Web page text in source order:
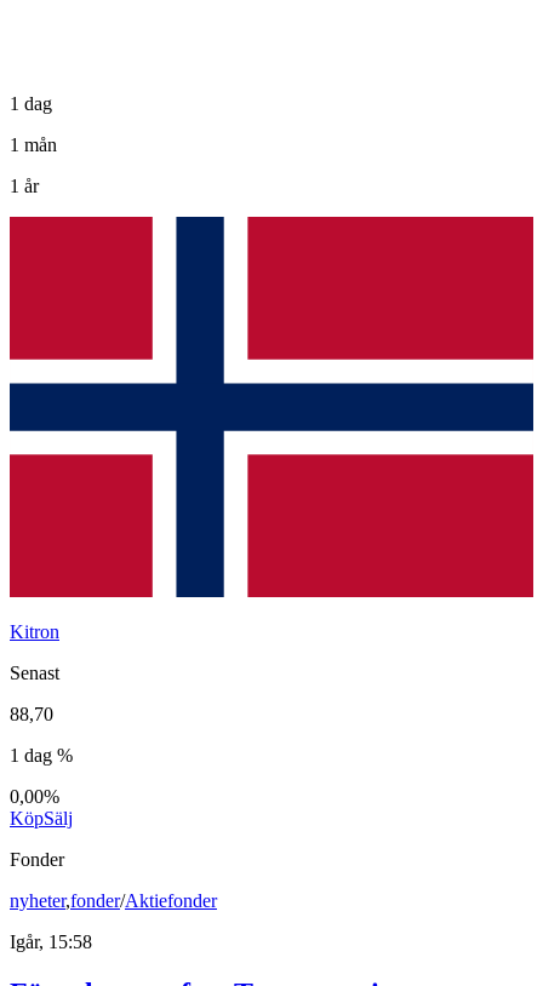
1 dag
1 mån
1 år
Kitron
Senast
88,70
1 dag %
0,00%
KöpSälj
Fonder
nyheter,fonder/Aktiefonder
Igår, 15:58